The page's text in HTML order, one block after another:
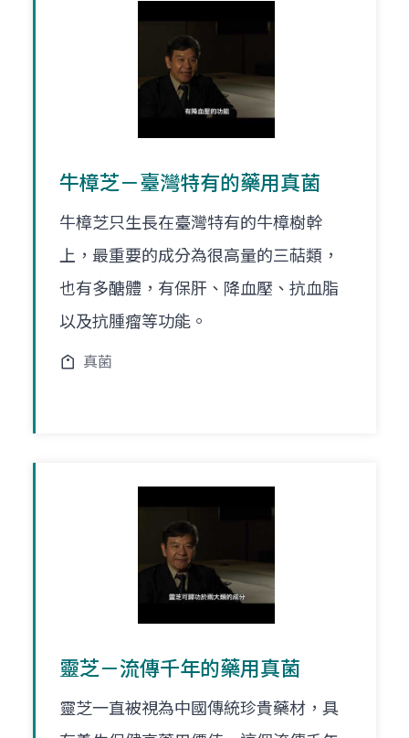
牛樟芝－臺灣特有的藥用真菌
牛樟芝只生長在臺灣特有的牛樟樹幹
上，最重要的成分為很高量的三萜類，
也有多醣體，有保肝、降血壓、抗血脂
以及抗腫瘤等功能。
真菌
靈芝－流傳千年的藥用真菌
靈芝一直被視為中國傳統珍貴藥材，具